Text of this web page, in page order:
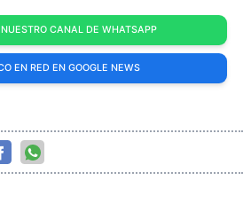
CANAL DE WHATSAPP
EN RED EN GOOGLE NEWS